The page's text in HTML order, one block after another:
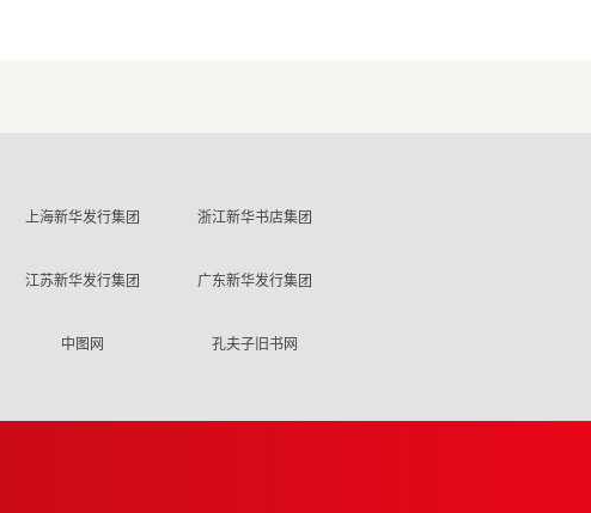
上海新华发行集团 浙江新华书店集团
江苏新华发行集团 广东新华发行集团
中图网 孔夫子旧书网